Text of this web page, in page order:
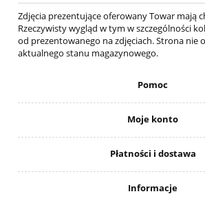
Zdjęcia prezentujące oferowany Towar mają
Rzeczywisty wygląd w tym w szczególności
od prezentowanego na zdjęciach. Strona nie
aktualnego stanu magazynowego.
Pomoc
Moje konto
Płatności i dostawa
Informacje